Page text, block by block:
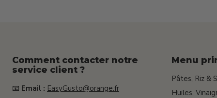
Comment contacter notre
service client ?
📧 Email : EasyGusto@orange.fr
Menu
Pâtes, Riz &
Huiles,